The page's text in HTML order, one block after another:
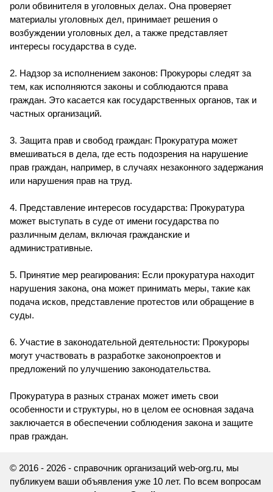
роли обвинителя в уголовных делах. Она проверяет
материалы уголовных дел, принимает решения о
возбуждении уголовных дел, а также представляет
интересы государства в суде.
2. Надзор за исполнением законов: Прокуроры следят за
тем, как исполняются законы и соблюдаются права
граждан. Это касается как государственных органов, так и
частных организаций.
3. Защита прав и свобод граждан: Прокуратура может
вмешиваться в дела, где есть подозрения на нарушение
прав граждан, например, в случаях незаконного задержания
или нарушения прав на труд.
4. Представление интересов государства: Прокуратура
может выступать в суде от имени государства по
различным делам, включая гражданские и
административные.
5. Принятие мер реагирования: Если прокуратура находит
нарушения закона, она может принимать меры, такие как
подача исков, представление протестов или обращение в
суды.
6. Участие в законодательной деятельности: Прокуроры
могут участвовать в разработке законопроектов и
предложений по улучшению законодательства.
Прокуратура в разных странах может иметь свои
особенности и структуры, но в целом ее основная задача
заключается в обеспечении соблюдения закона и защите
прав граждан.
© 2016 - 2026 - справочник организаций web-org.ru, мы
публикуем ваши объявления уже 10 лет. По всем вопросам